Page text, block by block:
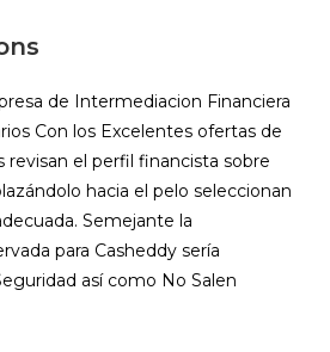
de Intermediacion Financiera
Con los Excelentes ofertas de
el perfil financista sobre
hacia el pelo seleccionan
Semejante la
para Casheddy serí­a
así­ como No Salen